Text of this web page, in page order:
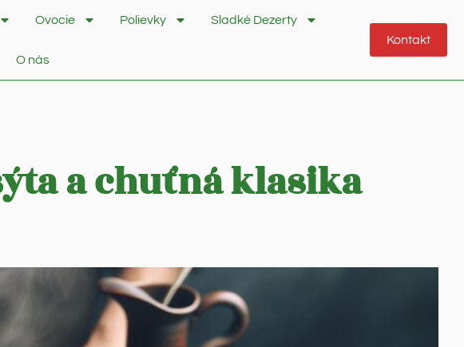
Ovocie Polievky Sladké Dezerty
O nás
Kontakt
a chuťná klasika